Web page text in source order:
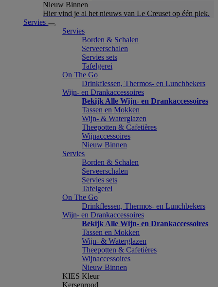
Nieuw Binnen
Hier vind je al het nieuws van Le Creuset op één plek.
Servies
Servies
Borden & Schalen
Serveerschalen
Servies sets
Tafelgerei
On The Go
Drinkflessen, Thermos- en Lunchbekers
Wijn- en Drankaccessoires
Bekijk Alle Wijn- en Drankaccessoires
Tassen en Mokken
Wijn- & Waterglazen
Theepotten & Cafetières
Wijnaccessoires
Nieuw Binnen
Servies
Borden & Schalen
Serveerschalen
Servies sets
Tafelgerei
On The Go
Drinkflessen, Thermos- en Lunchbekers
Wijn- en Drankaccessoires
Bekijk Alle Wijn- en Drankaccessoires
Tassen en Mokken
Wijn- & Waterglazen
Theepotten & Cafetières
Wijnaccessoires
Nieuw Binnen
KIES Kleur
Kersenrood